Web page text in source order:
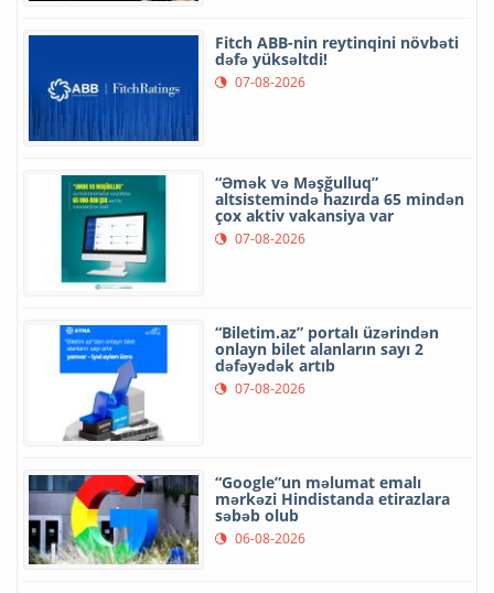
Fitch ABB-nin reytinqini növbəti
dəfə yüksəltdi!
07-08-2026
“Əmək və Məşğulluq”
altsistemində hazırda 65 mindən
çox aktiv vakansiya var
07-08-2026
“Biletim.az” portalı üzərindən
onlayn bilet alanların sayı 2
dəfəyədək artıb
07-08-2026
“Google”un məlumat emalı
mərkəzi Hindistanda etirazlara
səbəb olub
06-08-2026